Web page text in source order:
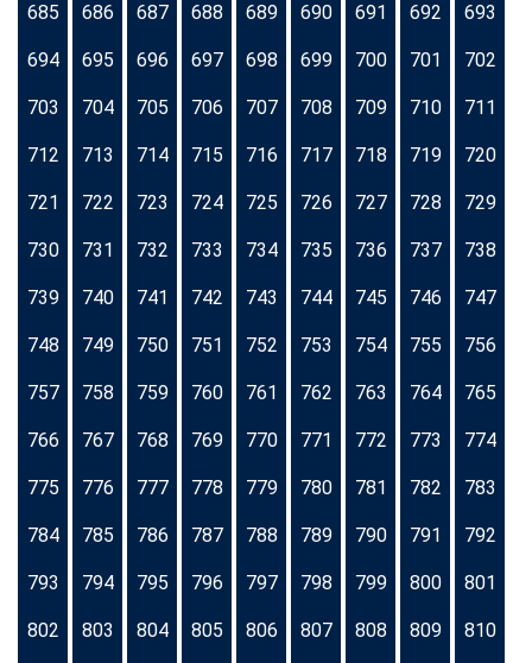
685 686 687 688 689 690 691 692 693
694 695 696 697 698 699 700 701 702
703 704 705 706 707 708 709 710 711
712 713 714 715 716 717 718 719 720
721 722 723 724 725 726 727 728 729
730 731 732 733 734 735 736 737 738
739 740 741 742 743 744 745 746 747
748 749 750 751 752 753 754 755 756
757 758 759 760 761 762 763 764 765
766 767 768 769 770 771 772 773 774
775 776 777 778 779 780 781 782 783
784 785 786 787 788 789 790 791 792
793 794 795 796 797 798 799 800 801
802 803 804 805 806 807 808 809 810